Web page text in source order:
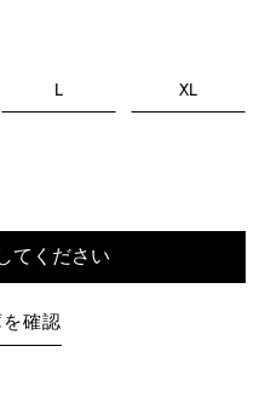
L XL
てください
確認